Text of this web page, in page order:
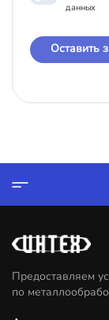
данных
Оставить
Предоставляем
по